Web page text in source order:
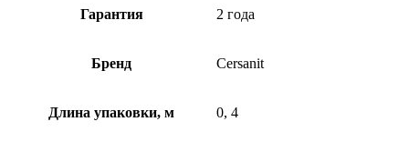
Гарантия 2 года
Бренд Cersanit
Длина упаковки, м 0, 4